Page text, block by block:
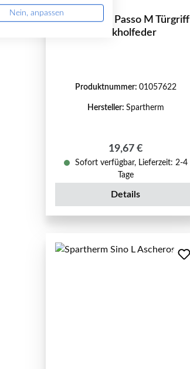
Spartherm Passo M Türgriff
Rückholfeder
Produktnummer: 01057622
Hersteller: Spartherm
Regulärer Preis:
19,67 €
Sofort verfügbar, Lieferzeit: 2-4
Tage
Details
Nein, anpassen